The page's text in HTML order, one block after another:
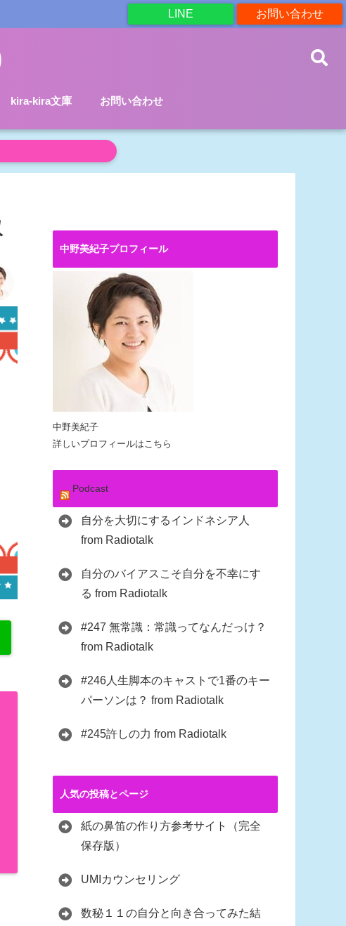
お問い合わせ
LINE
kira-kira文庫 お問い合わせ
中野美紀子プロフィール
中野美紀子
詳しいプロフィールはこちら
Podcast
自分を大切にするインドネシア人
from Radiotalk
自分のバイアスこそ自分を不幸にす
る from Radiotalk
#247 無常識：常識ってなんだっけ？
from Radiotalk
#246人生脚本のキャストで1番のキー
パーソンは？ from Radiotalk
#245許しの力 from Radiotalk
人気の投稿とページ
紙の鼻笛の作り方参考サイト（完全
保存版）
UMIカウンセリング
数秘１１の自分と向き合ってみた結